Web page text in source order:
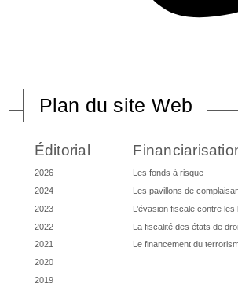
Plan du site Web
Éditorial
2026
2024
2023
2022
2021
2020
2019
Les fonds à risque
Les pavillons de
L’évasion fiscale contre
La fiscalité des états de
Le financement du